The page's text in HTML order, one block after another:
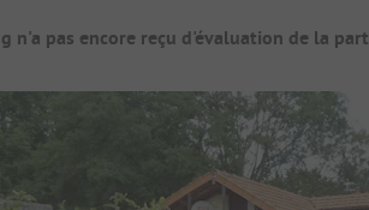
du camping
n'a pas encore reçu d'évaluation de la